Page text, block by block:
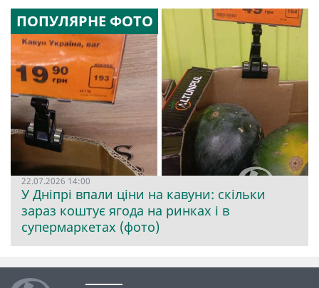
ПОПУЛЯРНЕ ФОТО
22.07.2026 14:00
У Дніпрі впали ціни на кавуни: скільки
зараз коштує ягода на ринках і в
супермаркетах (фото)